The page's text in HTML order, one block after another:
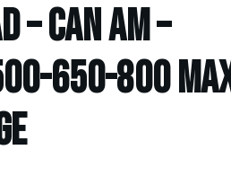
CAN AM –
650-800